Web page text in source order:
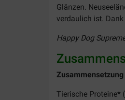
Glänzen.
verdaulich ist.
Happy Dog
Zusammensetzung
Tierische Proteine*